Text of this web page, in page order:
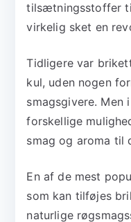
tilsætningsstoffer
virkelig sket en
Tidligere var
kul, uden nogen
smagsgivere. Men
forskellige
smag og aroma til
En af de mest
som kan tilføjes
naturlige